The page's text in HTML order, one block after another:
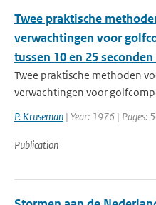
Twee praktische
verwachtingen voor
tussen 10 en 25
Twee praktische methoden
verwachtingen voor
P. Kruseman | Year: 1976 | Pages:
Publication